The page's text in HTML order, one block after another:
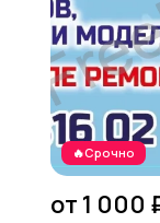
🔥Срочно
от 1 000